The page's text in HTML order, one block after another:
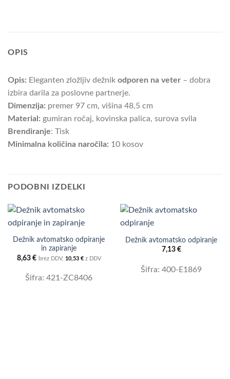
OPIS
Opis: Eleganten zložljiv dežnik odporen na veter – dobra
izbira darila za poslovne partnerje.
Dimenzija: premer 97 cm, višina 48,5 cm
Material: gumiran ročaj, kovinska palica, surova svila
Brendiranje: Tisk
Minimalna količina naročila: 10 kosov
PODOBNI IZDELKI
Dežnik avtomatsko odpiranje
in zapiranje
8,63 € brez DDV, 10,53 €z DDV
Šifra: 421-ZC8406
Dežnik avtomatsko odpiranje
7,13 €
Šifra: 400-E1869